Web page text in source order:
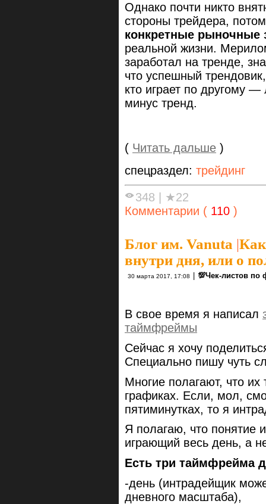
Однако почти никто
стороны трейдера,
конкретные рыночные
реальной жизни.
заработал на тренде,
что успешный
кто играет по другому
минус тренд.
( Читать дальше )
спецраздел: трейдинг
348
★22
Комментарии ( 110 )
Блог им. Vanuta |
внутри дня, или о
30 марта 2017, 17:08 💯Чек-листов
В свое время я написал
таймфреймы
Сейчас я хочу
Специально пишу чуть
Многие полагают, что
графиках. Если, мол,
пятиминутках, то я
Я полагаю, что понятие
играющий весь день, а
Есть три таймфрейма
-день (интрадейщик
дневного масштаба),